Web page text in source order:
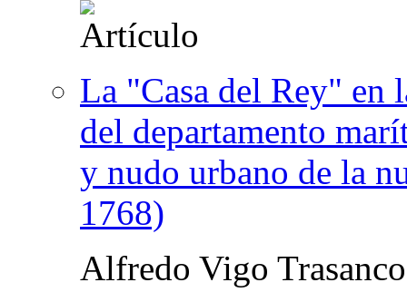
La "Casa del Rey" en
del departamento
y nudo urbano de la
1768)
Alfredo Vigo